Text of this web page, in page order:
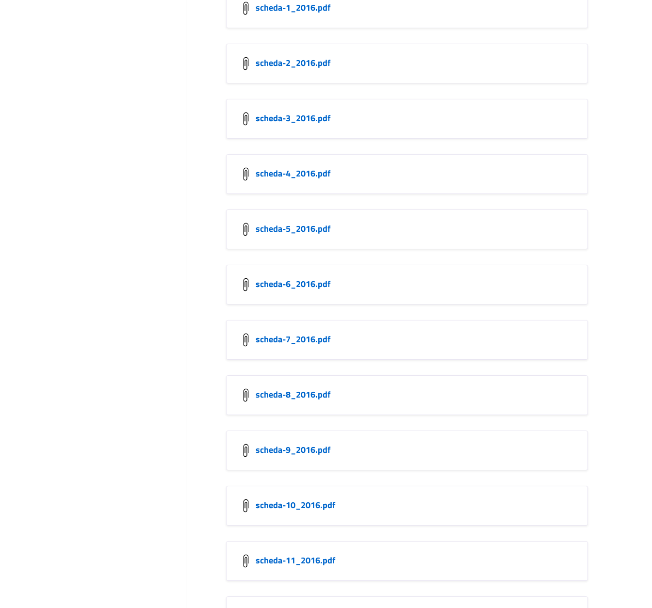
scheda-1_2016.pdf
scheda-2_2016.pdf
scheda-3_2016.pdf
scheda-4_2016.pdf
scheda-5_2016.pdf
scheda-6_2016.pdf
scheda-7_2016.pdf
scheda-8_2016.pdf
scheda-9_2016.pdf
scheda-10_2016.pdf
scheda-11_2016.pdf